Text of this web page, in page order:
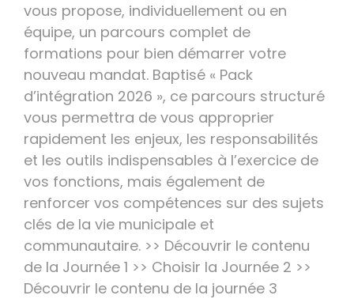
vous propose, individuellement ou en
équipe, un parcours complet de
formations pour bien démarrer votre
nouveau mandat. Baptisé « Pack
d’intégration 2026 », ce parcours structuré
vous permettra de vous approprier
rapidement les enjeux, les responsabilités
et les outils indispensables à l’exercice de
vos fonctions, mais également de
renforcer vos compétences sur des sujets
clés de la vie municipale et
communautaire. >> Découvrir le contenu
de la Journée 1 >> Choisir la Journée 2 >>
Découvrir le contenu de la journée 3